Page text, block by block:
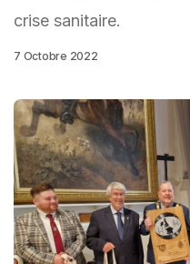
crise sanitaire.
7 Octobre 2022